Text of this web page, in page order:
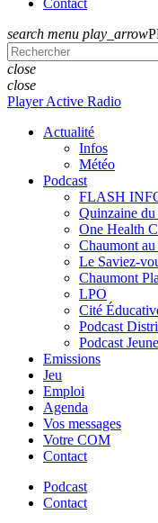
Contact
search menu play_arrow
close
close
Player Active Radio
Actualité
Infos
Météo
Podcast
FLASH
Quinzaine
One Health
Chaumont
Le Saviez-
Chaumont
LPO
Cité
Podcast
Podcast
Emissions
Jeu
Emploi
Agenda
Vos messages
Votre COM
Contact
Podcast
Contact